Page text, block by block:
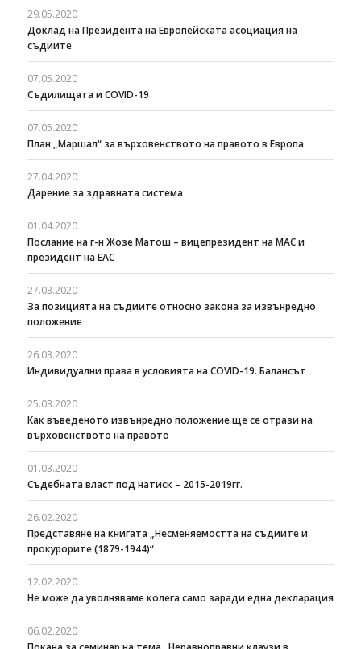
29.05.2020
Доклад на Президента на Европейската асоциация на
съдиите
07.05.2020
Съдилищата и COVID-19
07.05.2020
План „Маршал“ за върховенството на правото в Европа
27.04.2020
Дарение за здравната система
01.04.2020
Послание на г-н Жозе Матош – вицепрезидент на МАС и
президент на ЕАС
27.03.2020
За позицията на съдиите относно закона за извънредно
положение
26.03.2020
Индивидуални права в условията на COVID-19. Балансът
25.03.2020
Как въведеното извънредно положение ще се отрази на
върховенството на правото
01.03.2020
Съдебната власт под натиск – 2015-2019гг.
26.02.2020
Представяне на книгата „Несменяемостта на съдиите и
прокурорите (1879-1944)“
12.02.2020
Не може да уволняваме колега само заради една декларация
06.02.2020